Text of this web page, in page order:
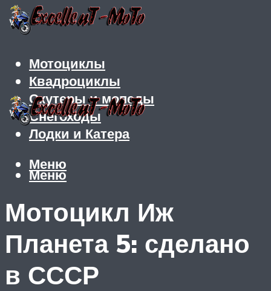
Мотоциклы
Квадроциклы
Скутеры и мопеды
Снегоходы
Лодки и Катера
Меню
Меню
Мотоцикл Иж
Планета 5: сделано
в СССР